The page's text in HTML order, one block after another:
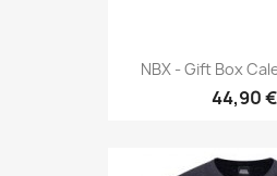
NBX - Gift Box
44,90 €